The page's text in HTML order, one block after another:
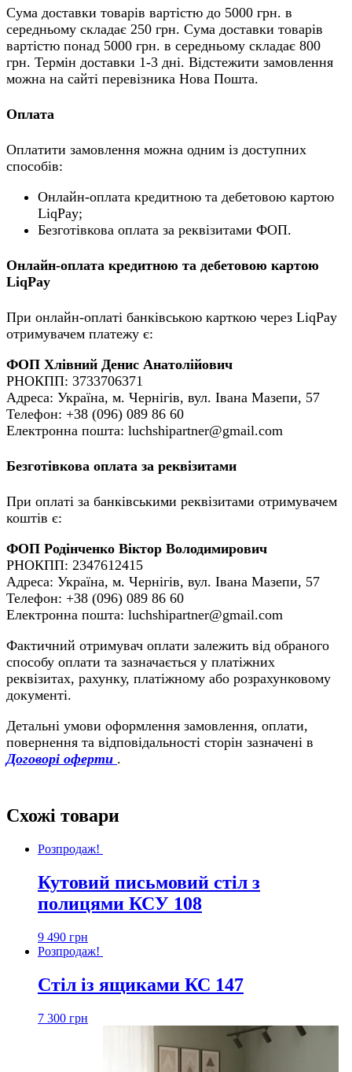
Сума доставки товарів вартістю до 5000 грн. в
середньому складає 250 грн. Сума доставки товарів
вартістю понад 5000 грн. в середньому складає 800
грн. Термін доставки 1-3 дні. Відстежити замовлення
можна на сайті перевізника Нова Пошта.
Оплата
Оплатити замовлення можна одним із доступних
способів:
Онлайн-оплата кредитною та дебетовою картою
LiqPay;
Безготівкова оплата за реквізитами ФОП.
Онлайн-оплата кредитною та дебетовою картою
LiqPay
При онлайн-оплаті банківською карткою через LiqPay
отримувачем платежу є:
ФОП Хлівний Денис Анатолійович
РНОКПП: 3733706371
Адреса: Україна, м. Чернігів, вул. Івана Мазепи, 57
Телефон: +38 (096) 089 86 60
Електронна пошта: luchshipartner@gmail.com
Безготівкова оплата за реквізитами
При оплаті за банківськими реквізитами отримувачем
коштів є:
ФОП Родінченко Віктор Володимирович
РНОКПП: 2347612415
Адреса: Україна, м. Чернігів, вул. Івана Мазепи, 57
Телефон: +38 (096) 089 86 60
Електронна пошта: luchshipartner@gmail.com
Фактичний отримувач оплати залежить від обраного
способу оплати та зазначається у платіжних
реквізитах, рахунку, платіжному або розрахунковому
документі.
Детальні умови оформлення замовлення, оплати,
повернення та відповідальності сторін зазначені в
Договорі оферти .
Схожі товари
Розпродаж!
Кутовий письмовий стіл з
полицями КСУ 108
9 490 грн
Розпродаж!
Стіл із ящиками КС 147
7 300 грн